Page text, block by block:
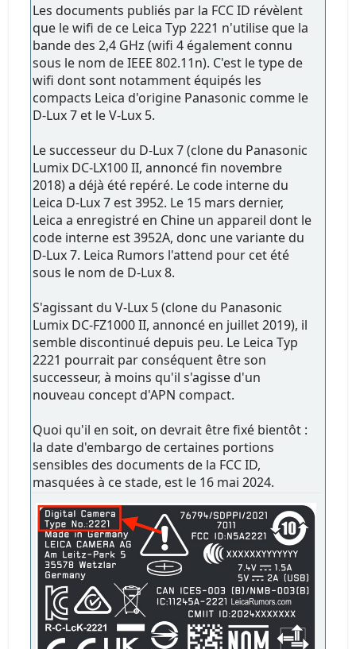
Les documents publiés par la FCC ID révèlent
que le wifi de ce Leica Typ 2221 n'utilise que la
bande des 2,4 GHz (wifi 4 également connu
sous le nom de IEEE 802.11n). C'est le type de
wifi dont sont notamment équipés les
compacts Leica d'origine Panasonic comme le
D-Lux 7 et le V-Lux 5.
Le successeur du D-Lux 7 (clone du Panasonic
Lumix DC-LX100 II, annoncé fin novembre
2018) a déjà été repéré. Le code interne du
Leica D-Lux 7 est 3952. Le 15 mars dernier,
Leica a enregistré en Chine un appareil dont le
code interne est 3952A, donc une variante du
D-Lux 7. Leica Rumors l'attend pour cet été
sous le nom de D-Lux 8.
S'agissant du V-Lux 5 (clone du Panasonic
Lumix DC-FZ1000 II, annoncé en juillet 2019), il
semble discontinué depuis peu. Le Leica Typ
2221 pourrait par conséquent être son
successeur, à moins qu'il s'agisse d'un
nouveau concept d'APN compact.
Quoi qu'il en soit, on devrait être fixé bientôt :
la date d'embargo de certaines portions
sensibles des documents de la FCC ID,
masquées à ce stade, est le 16 mai 2024.